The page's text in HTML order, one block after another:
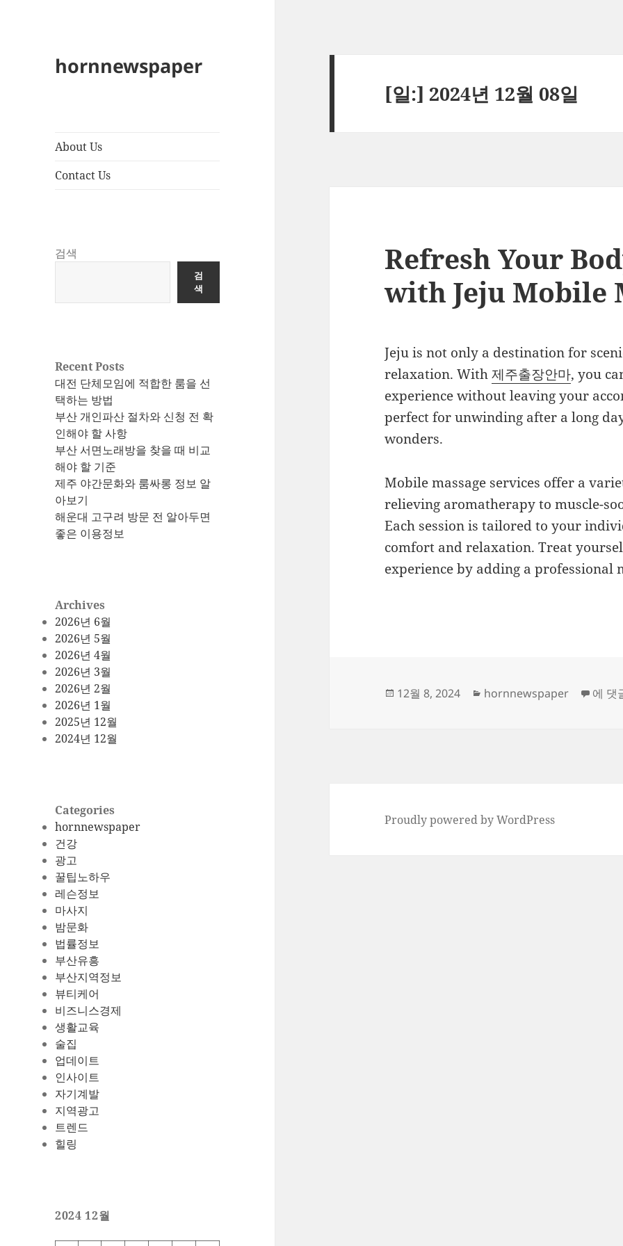
hornnewspaper
About Us
Contact Us
검색
검
색
Recent Posts
대전 단체모임에 적합한 룸을 선
택하는 방법
부산 개인파산 절차와 신청 전 확
인해야 할 사항
부산 서면노래방을 찾을 때 비교
해야 할 기준
제주 야간문화와 룸싸롱 정보 알
아보기
해운대 고구려 방문 전 알아두면
좋은 이용정보
Archives
2026년 6월
2026년 5월
2026년 4월
2026년 3월
2026년 2월
2026년 1월
2025년 12월
2024년 12월
Categories
hornnewspaper
건강
광고
꿀팁노하우
레슨정보
마사지
밤문화
법률정보
부산유흥
부산지역정보
뷰티케어
비즈니스경제
생활교육
술집
업데이트
인사이트
자기계발
지역광고
트렌드
힐링
2024 12월
[일:] 2024년 12월 08일
Refresh Your
with Jeju Mobile
Jeju is not only a destination for
relaxation. With제주출장안마, you
experience without leaving your
perfect for unwinding after a long
wonders.
Mobile massage services offer a
relieving aromatherapy to muscle-
Each session is tailored to your
comfort and relaxation. Treat
experience by adding a professional
작
12월 8, 2024
카
hornnewspaper 에 댓
Proudly powered by WordPress